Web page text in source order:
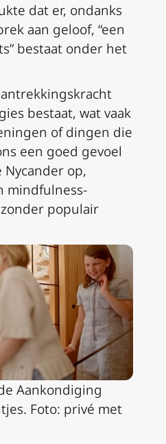
dat er, ondanks
aan geloof, “een
bestaat onder het
bestaat, wat vaak
of dingen die
een goed gevoel
Nycander op,
mindfulness-
populair
Aankondiging
Foto: privé met